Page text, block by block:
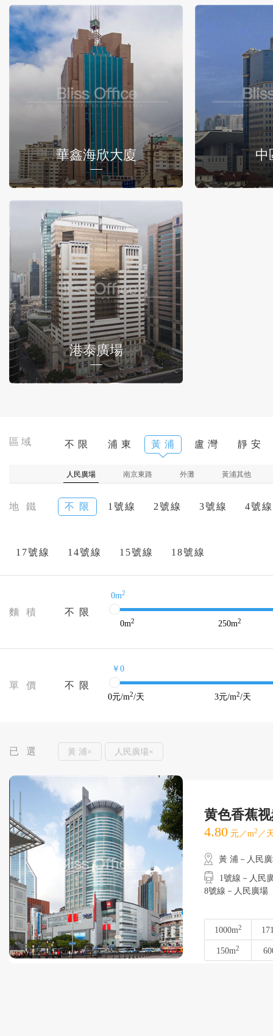
華鑫海欣大廈 中
港泰廣場
區域 不 限 浦 東 黃 浦 盧 灣 靜 安
人民廣場 南京東路 外灘 黃浦其他
地 鐵 不 限 1號線 2號線 3號線 4號線
17號線 14號線 15號線 18號線
麵 積 不 限
0m2
0m2 250m2
單 價 不 限
￥0
0元/m2/天 3元/m2/天
已 選 黃 浦× 人民廣場×
黄色香蕉
4.80 元／m2 ／
黃 浦－人民
1號線－人民廣
8號線－人民廣場
1000m2
150m2